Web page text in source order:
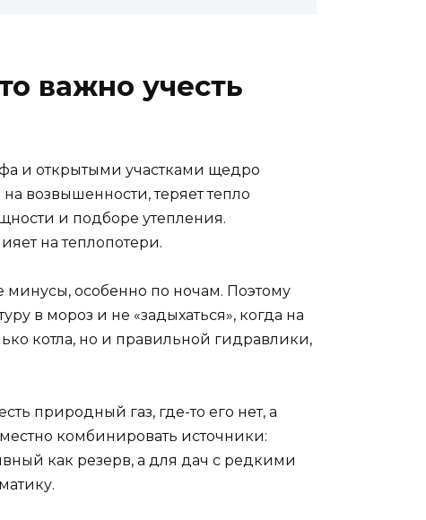
важно учесть
и открытыми участками щедро
возвышенности, теряет тепло
и подборе утепления.
на теплопотери.
особенно по ночам. Поэтому
в мороз и не «задыхаться», когда на
котла, но и правильной гидравлики,
природный газ, где-то его нет, а
комбинировать источники:
как резерв, а для дач с редкими